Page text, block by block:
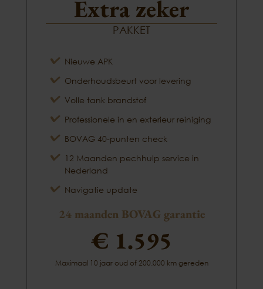
Extra zeker
PAKKET
Nieuwe APK
Onderhoudsbeurt voor levering
Volle tank brandstof
Professionele in en exterieur reiniging
BOVAG 40-punten check
12 Maanden pechhulp service in
Nederland
Navigatie update
24 maanden BOVAG garantie
€ 1.595
Maximaal 10 jaar oud of 200.000 km gereden